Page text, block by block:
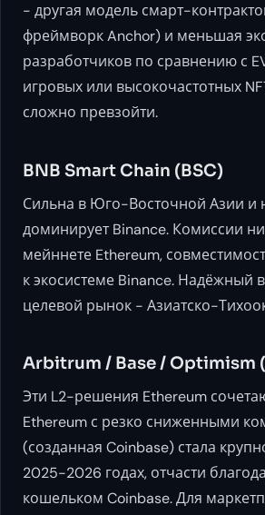
- другая модель смарт-
фреймворк Anchor) и меньшая
разработчиков по сравнению с
игровых или высокочастотных
сложно превзойти.
BNB Smart Chain (BSC)
Сильна в Юго-Восточной Азии и
доминирует Binance. Комиссии
мейннете Ethereum,
к экосистеме Binance. Надёжный
целевой рынок - Азиатско-
Arbitrum / Base / Optimism
Эти L2-решения Ethereum
Ethereum с резко сниженными
(созданная Coinbase) стала
2025-2026 годах, отчасти
кошельком Coinbase. Для